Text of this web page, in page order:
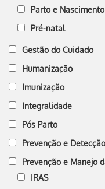
Parto e Nascimento
Pré-natal
Gestão do Cuidado
Humanização
Imunização
Integralidade
Pós Parto
Prevenção e
Prevenção e Manejo
IRAS